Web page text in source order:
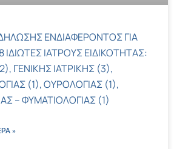
ΕΝΔΙΑΦΕΡΟΝΤΟΣ ΓΙΑ
ΙΔΙΩΤΕΣ ΙΑΤΡΟΥΣ ΕΙΔΙΚΟΤΗΤΑΣ:
ΓΕΝΙΚΗΣ ΙΑΤΡΙΚΗΣ (3),
(1), ΟΥΡΟΛΟΓΙΑΣ (1),
– ΦΥΜΑΤΙΟΛΟΓΙΑΣ (1)
»